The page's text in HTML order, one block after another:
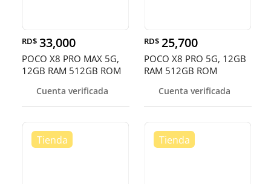
RD$ 33,000
POCO X8 PRO MAX 5G,
12GB RAM 512GB ROM
Cuenta verificada
RD$ 25,700
POCO X8 PRO 5G, 12GB
RAM 512GB ROM
Cuenta verificada